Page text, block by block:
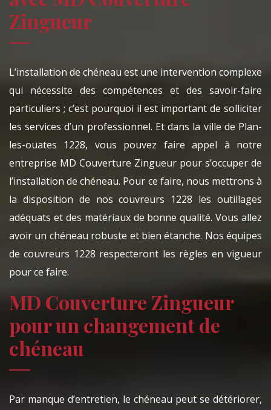
Zingueur
L’installation de chéneau est une intervention complexe
qui nécessite des compétences et des savoir-faire
particuliers ; c’est pourquoi il est important de solliciter
les services d’un professionnel. Et dans la ville de Plan-
les-ouates 1228, vous pouvez faire appel à notre
entreprise MD Couverture Zingueur pour s’occuper de
l’installation de chéneau. Pour ce faire, nous mettrons à
la disposition de nos couvreurs 1228 les outillages
adéquats et des matériaux de bonne qualité. Vous allez
avoir un chéneau robuste et bien étanche. Nos équipes
de couvreurs 1228 respecteront les règles en vigueur
pour ce faire.
MD Couverture Zingueur
pour un changement de
chéneau
Par manque d’entretien, le chéneau peut se détériorer,